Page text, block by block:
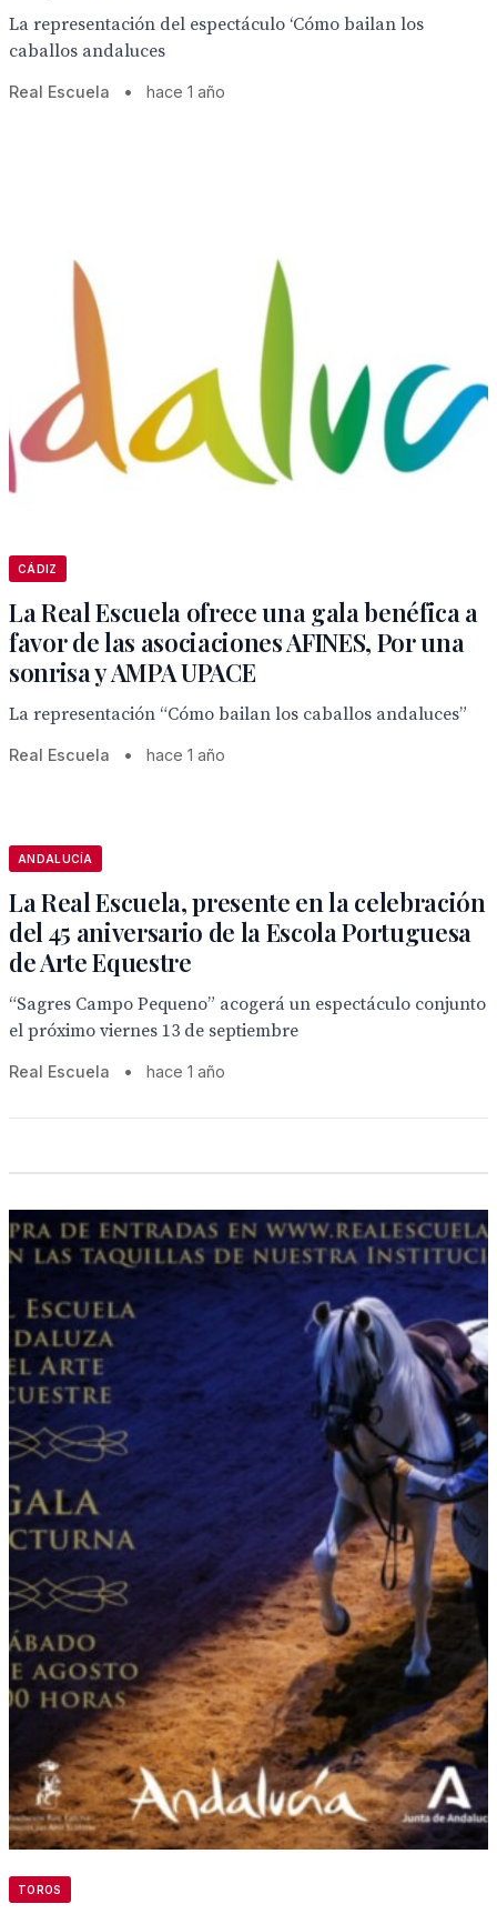
La representación del espectáculo ‘Cómo bailan los
caballos andaluces
Real Escuela • hace 1 año
CÁDIZ
La Real Escuela ofrece una gala benéfica a
favor de las asociaciones AFINES, Por una
sonrisa y AMPA UPACE
La representación “Cómo bailan los caballos andaluces”
Real Escuela • hace 1 año
ANDALUCÍA
La Real Escuela, presente en la celebración
del 45 aniversario de la Escola Portuguesa
de Arte Equestre
“Sagres Campo Pequeno” acogerá un espectáculo conjunto
el próximo viernes 13 de septiembre
Real Escuela • hace 1 año
TOROS